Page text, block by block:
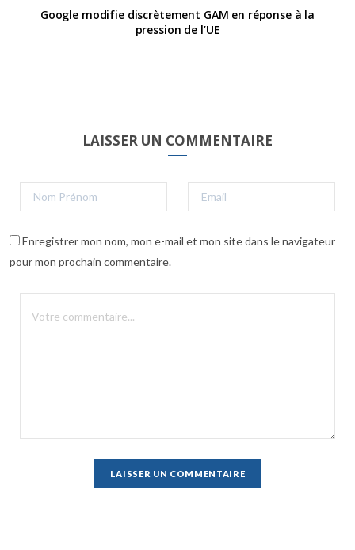
Google modifie discrètement GAM en réponse à la
pression de l’UE
LAISSER UN COMMENTAIRE
Enregistrer mon nom, mon e-mail et mon site dans le navigateur
pour mon prochain commentaire.